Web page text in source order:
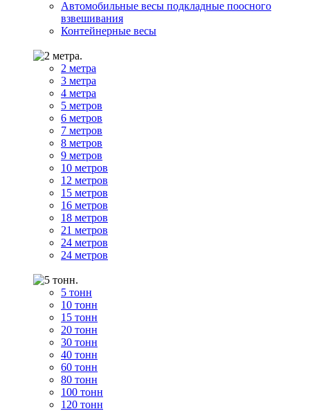
Автомобильные весы подкладные поосного
взвешивания
Контейнерные весы
2 метра
3 метра
4 метра
5 метров
6 метров
7 метров
8 метров
9 метров
10 метров
12 метров
15 метров
16 метров
18 метров
21 метров
24 метров
24 метров
5 тонн
10 тонн
15 тонн
20 тонн
30 тонн
40 тонн
60 тонн
80 тонн
100 тонн
120 тонн